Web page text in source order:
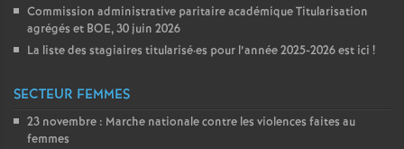
Commission administrative paritaire académique Titularisation
agrégés et BOE, 30 juin 2026
La liste des stagiaires titularisé·es pour l’année 2025-2026 est ici !
SECTEUR FEMMES
23 novembre : Marche nationale contre les violences faites au
femmes